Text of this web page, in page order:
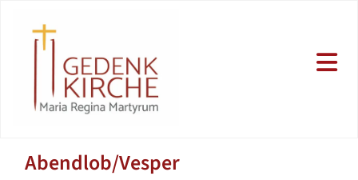
Abendlob/Vesper